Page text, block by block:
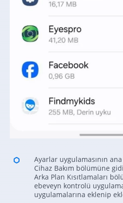
Ayarlar uygulamasının
Cihaz Bakım bölümüne
Arka Plan Kısıtlamaları
ebeveyn kontrolü
uygulamalarına eklenip